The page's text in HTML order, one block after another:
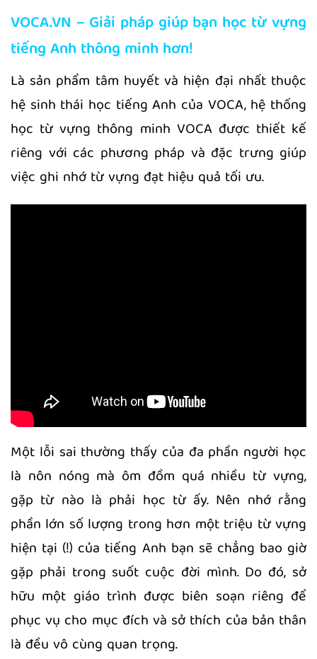
VOCA.VN – Giải pháp giúp bạn học từ vựng
tiếng Anh thông minh hơn!
Là sản phẩm tâm huyết và hiện đại nhất thuộc
hệ sinh thái học tiếng Anh của VOCA, hệ thống
học từ vựng thông minh VOCA được thiết kế
riêng với các phương pháp và đặc trưng giúp
việc ghi nhớ từ vựng đạt hiệu quả tối ưu.
Một lỗi sai thường thấy của đa phần người học
là nôn nóng mà ôm đồm quá nhiều từ vựng,
gặp từ nào là phải học từ ấy. Nên nhớ rằng
phần lớn số lượng trong hơn một triệu từ vựng
hiện tại (!) của tiếng Anh bạn sẽ chẳng bao giờ
gặp phải trong suốt cuộc đời mình. Do đó, sở
hữu một giáo trình được biên soạn riêng để
phục vụ cho mục đích và sở thích của bản thân
là đều vô cùng quan trọng.